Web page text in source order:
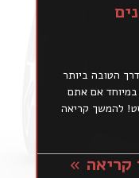
הטובה ביותר
במיוחד אם אתם
להמשך קריאה
»